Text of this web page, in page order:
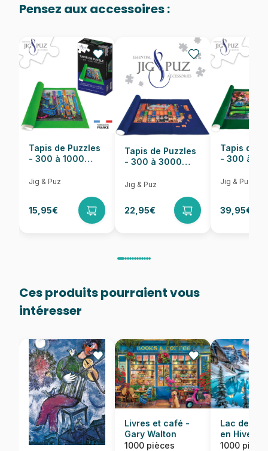
Provenance Puzzles fabriqués en France
EAN 628136656160
Nombre de pièces 1000 pièces
Dimensions 67 x 49 cm
Pensez aux accessoires :
Tapis de Puzzles
- 300 à 1000
Jig & Puz
15,95€
Tapis de Puzzles
- 300 à 3000
Jig & Puz
22,95€
Tapis de
- 300 à
Jig & Puz
39,95€
Ces produits pourraient vous
intéresser
Livres et café -
Gary Walton
1000 pièces
Lac de
en Hiver
1000